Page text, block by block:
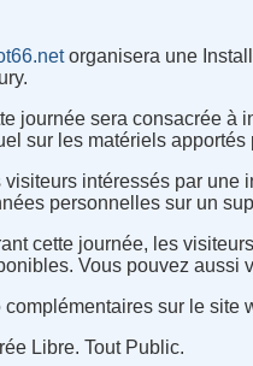
organisera une
journée sera consacrée à
sur les matériels
visiteurs intéressés par une
personnelles sur un
cette journée, les
Vous pouvez aussi
complémentaires sur le site
Libre. Tout Public.